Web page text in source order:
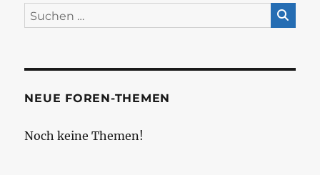
NEUE FOREN-THEMEN
Noch keine Themen!